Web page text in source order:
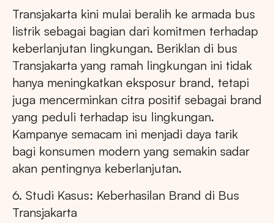
Transjakarta kini mulai beralih ke armada bus
listrik sebagai bagian dari komitmen terhadap
keberlanjutan lingkungan. Beriklan di bus
Transjakarta yang ramah lingkungan ini tidak
hanya meningkatkan eksposur brand, tetapi
juga mencerminkan citra positif sebagai brand
yang peduli terhadap isu lingkungan.
Kampanye semacam ini menjadi daya tarik
bagi konsumen modern yang semakin sadar
akan pentingnya keberlanjutan.
6. Studi Kasus: Keberhasilan Brand di Bus
Transjakarta